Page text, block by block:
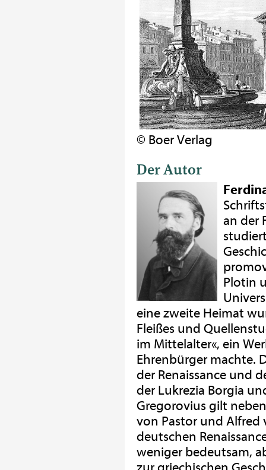
© Boer Verlag
Der Autor
an der
Plotin
eine zweite Heimat
Fleißes und
im Mittelalter«, ein
Ehrenbürger machte.
der Renaissance und
der Lukrezia Borgia
Gregorovius gilt
von Pastor und Alfred
deutschen
weniger bedeutsam,